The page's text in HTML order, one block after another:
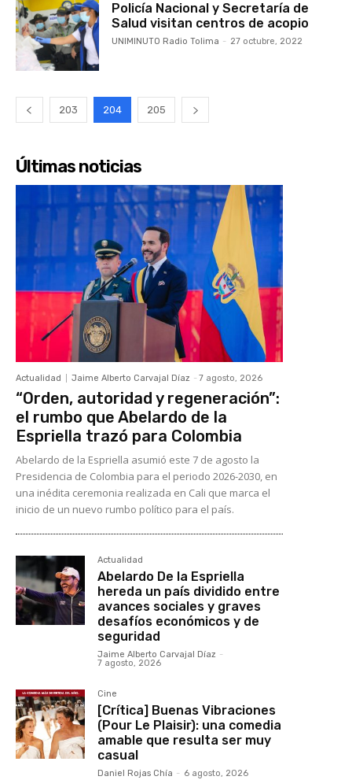
Policía Nacional y Secretaría de
Salud visitan centros de acopio
UNIMINUTO Radio Tolima - 27 octubre, 2022
203 204 205
Últimas noticias
Actualidad Jaime Alberto Carvajal Díaz - 7 agosto, 2026
“Orden, autoridad y regeneración”:
el rumbo que Abelardo de la
Espriella trazó para Colombia
Abelardo de la Espriella asumió este 7 de agosto la
Presidencia de Colombia para el periodo 2026-2030, en
una inédita ceremonia realizada en Cali que marca el
inicio de un nuevo rumbo político para el país.
Actualidad
Abelardo De la Espriella
hereda un país dividido entre
avances sociales y graves
desafíos económicos y de
seguridad
Jaime Alberto Carvajal Díaz -
7 agosto, 2026
Cine
[Crítica] Buenas Vibraciones
(Pour Le Plaisir): una comedia
amable que resulta ser muy
casual
Daniel Rojas Chía - 6 agosto, 2026